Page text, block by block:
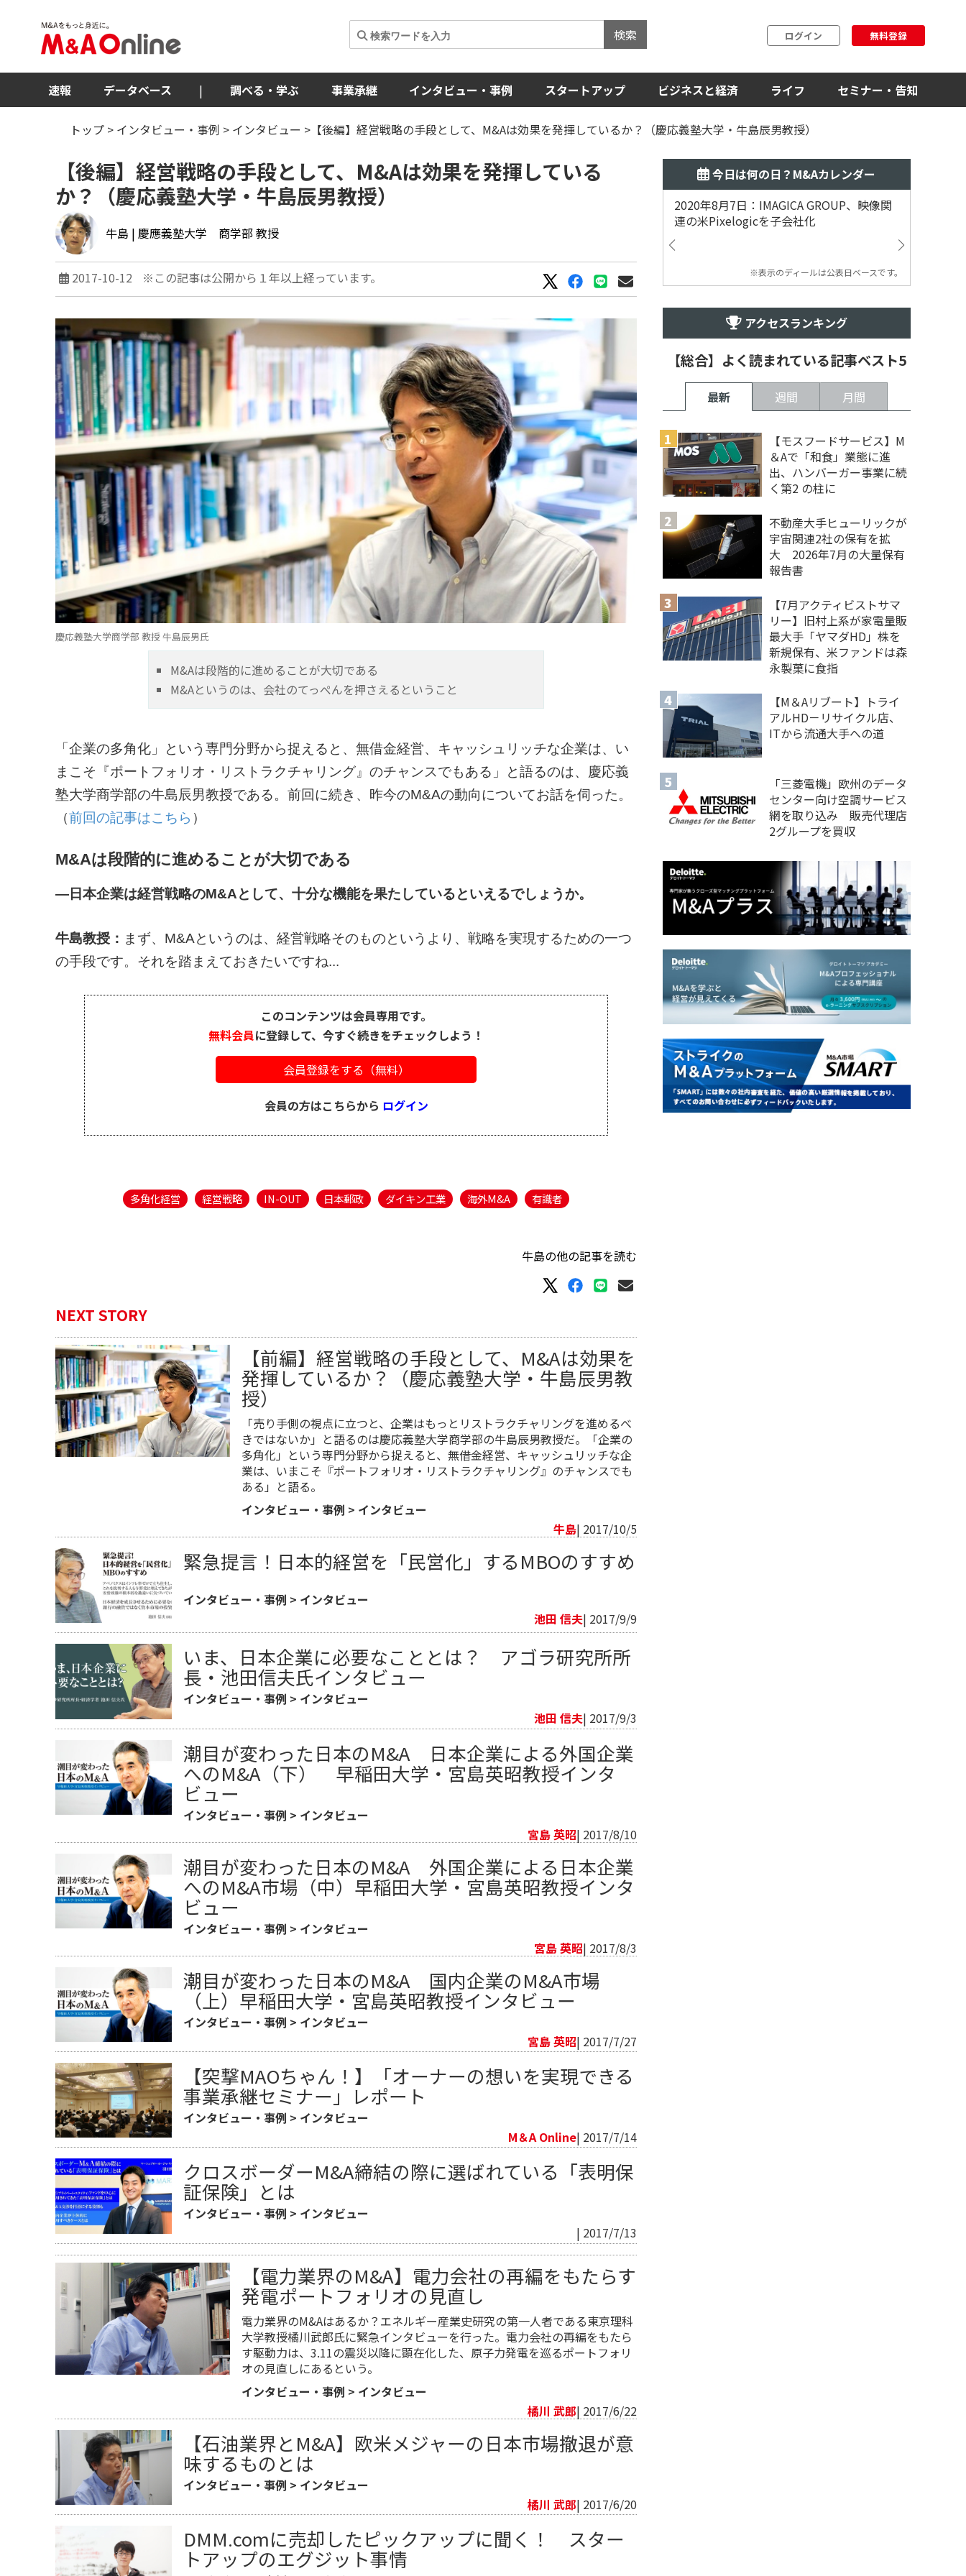
検索 ログイン 無料登録
速報 データベース | 調べる・学ぶ 事業承継 インタビュー・事例 スタートアップ ビジネスと経済 ライフ セミナー・告知
トップ > インタビュー・事例 > インタビュー >【後編】経営戦略の手段として、M&Aは効果を発揮しているか？（慶応義塾大学・牛島辰男教授）
【後編】経営戦略の手段として、M&Aは効果を発揮している
か？（慶応義塾大学・牛島辰男教授）
牛島 | 慶應義塾大学 商学部 教授
2017-10-12 ※この記事は公開から１年以上経っています。
慶応義塾大学商学部 教授 牛島辰男氏
M&Aは段階的に進めることが大切である
M&Aというのは、会社のてっぺんを押さえるということ
「企業の多角化」という専門分野から捉えると、無借金経営、キャッシュリッチな企業は、い
まこそ『ポートフォリオ・リストラクチャリング』のチャンスでもある」と語るのは、慶応義
塾大学商学部の牛島辰男教授である。前回に続き、昨今のM&Aの動向についてお話を伺った。
（前回の記事はこちら ）
M&Aは段階的に進めることが大切である
―日本企業は経営戦略のM&Aとして、十分な機能を果たしているといえるでしょうか。
牛島教授： まず、M&Aというのは、経営戦略そのものというより、戦略を実現するための一つ
の手段です。それを踏まえておきたいですね...
このコンテンツは会員専用です。
無料会員に登録して、今すぐ続きをチェックしよう！
会員登録をする（無料）
会員の方はこちらから ログイン
多角化経営 経営戦略 IN-OUT 日本郵政 ダイキン工業 海外M&A 有識者
牛島の他の記事を読む
NEXT STORY
【前編】経営戦略の手段として、M&Aは効果を
発揮しているか？（慶応義塾大学・牛島辰男教
授）
「売り手側の視点に立つと、企業はもっとリストラクチャリングを進めるべ
きではないか」と語るのは慶応義塾大学商学部の牛島辰男教授だ。「企業の
多角化」という専門分野から捉えると、無借金経営、キャッシュリッチな企
業は、いまこそ『ポートフォリオ・リストラクチャリング』のチャンスでも
ある」と語る。
インタビュー・事例 > インタビュー
牛島| 2017/10/5
緊急提言！日本的経営を「民営化」するMBOのすすめ
インタビュー・事例 > インタビュー
池田 信夫| 2017/9/9
いま、日本企業に必要なこととは？ アゴラ研究所所
長・池田信夫氏インタビュー
インタビュー・事例 > インタビュー
池田 信夫| 2017/9/3
潮目が変わった日本のM&A 日本企業による外国企業
へのM&A（下） 早稲田大学・宮島英昭教授インタ
ビュー
インタビュー・事例 > インタビュー
宮島 英昭| 2017/8/10
潮目が変わった日本のM&A 外国企業による日本企業
へのM&A市場（中）早稲田大学・宮島英昭教授インタ
ビュー
インタビュー・事例 > インタビュー
宮島 英昭| 2017/8/3
潮目が変わった日本のM&A 国内企業のM&A市場
（上）早稲田大学・宮島英昭教授インタビュー
インタビュー・事例 > インタビュー
宮島 英昭| 2017/7/27
【突撃MAOちゃん！】「オーナーの想いを実現できる
事業承継セミナー」レポート
インタビュー・事例 > インタビュー
M＆A Online| 2017/7/14
クロスボーダーM&A締結の際に選ばれている「表明保
証保険」とは
インタビュー・事例 > インタビュー
| 2017/7/13
【電力業界のM&A】電力会社の再編をもたらす
発電ポートフォリオの見直し
電力業界のM&Aはあるか？エネルギー産業史研究の第一人者である東京理科
大学教授橘川武郎氏に緊急インタビューを行った。電力会社の再編をもたら
す駆動力は、3.11の震災以降に顕在化した、原子力発電を巡るポートフォリ
オの見直しにあるという。
インタビュー・事例 > インタビュー
橘川 武郎| 2017/6/22
【石油業界とM&A】欧米メジャーの日本市場撤退が意
味するものとは
インタビュー・事例 > インタビュー
橘川 武郎| 2017/6/20
DMM.comに売却したピックアップに聞く！ スター
トアップのエグジット事情
今日は何の日？M&Aカレンダー
2020年8月7日：IMAGICA GROUP、映像関
連の米Pixelogicを子会社化
※表示のディールは公表日ベースです。
アクセスランキング
【総合】よく読まれている記事ベスト5
最新 週間 月間
【モスフードサービス】M
＆Aで「和食」業態に進
出、ハンバーガー事業に続
く第2 の柱に
不動産大手ヒューリックが
宇宙関連2社の保有を拡
大 2026年7月の大量保有
報告書
【7月アクティビストサマ
リー】旧村上系が家電量販
最大手「ヤマダHD」株を
新規保有、米ファンドは森
永製菓に食指
【M＆Aリブート】トライ
アルHD－リサイクル店、
ITから流通大手への道
「三菱電機」欧州のデータ
センター向け空調サービス
網を取り込み 販売代理店
2グループを買収